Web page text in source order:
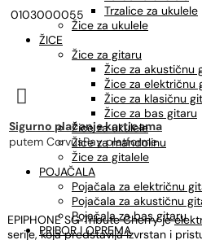
Trzalice za ukulele
Žice za ukulele
ŽICE
Žice za gitaru
Žice za akustičnu
Žice za električnu
Žice za klasičnu
Žice za bas gitaru
Žice za ukulele
Žice za mandolinu
Žice za gitalele
POJAČALA
Pojačala za električnu
Pojačala za akustičnu
Pojačala za bas gitaru
PRIBOR I OPREMA
0103000055

Sigurno plaćanje karticama
putem CorvusPay platforme
EPIPHONE SG Tribute Cherry je
serije, koja predstavlja izvrstan i